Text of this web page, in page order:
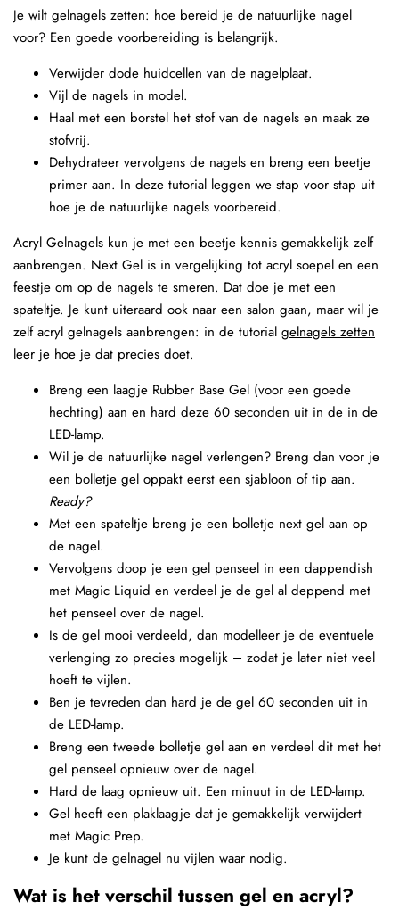
Je wilt gelnagels zetten: hoe bereid je de natuurlijke nagel
voor? Een goede voorbereiding is belangrijk.
Verwijder dode huidcellen van de nagelplaat.
Vijl de nagels in model.
Haal met een borstel het stof van de nagels en maak ze
stofvrij.
Dehydrateer vervolgens de nagels en breng een beetje
primer aan. In deze tutorial leggen we stap voor stap uit
hoe je de natuurlijke nagels voorbereid.
Acryl Gelnagels kun je met een beetje kennis gemakkelijk zelf
aanbrengen. Next Gel is in vergelijking tot acryl soepel en een
feestje om op de nagels te smeren. Dat doe je met een
spateltje. Je kunt uiteraard ook naar een salon gaan, maar wil je
zelf acryl gelnagels aanbrengen: in de tutorial gelnagels zetten
leer je hoe je dat precies doet.
Breng een laagje Rubber Base Gel (voor een goede
hechting) aan en hard deze 60 seconden uit in de in de
LED-lamp.
Wil je de natuurlijke nagel verlengen? Breng dan voor je
een bolletje gel oppakt eerst een sjabloon of tip aan.
Ready?
Met een spateltje breng je een bolletje next gel aan op
de nagel.
Vervolgens doop je een gel penseel in een dappendish
met Magic Liquid en verdeel je de gel al deppend met
het penseel over de nagel.
Is de gel mooi verdeeld, dan modelleer je de eventuele
verlenging zo precies mogelijk – zodat je later niet veel
hoeft te vijlen.
Ben je tevreden dan hard je de gel 60 seconden uit in
de LED-lamp.
Breng een tweede bolletje gel aan en verdeel dit met het
gel penseel opnieuw over de nagel.
Hard de laag opnieuw uit. Een minuut in de LED-lamp.
Gel heeft een plaklaagje dat je gemakkelijk verwijdert
met Magic Prep.
Je kunt de gelnagel nu vijlen waar nodig.
Wat is het verschil tussen gel en acryl?